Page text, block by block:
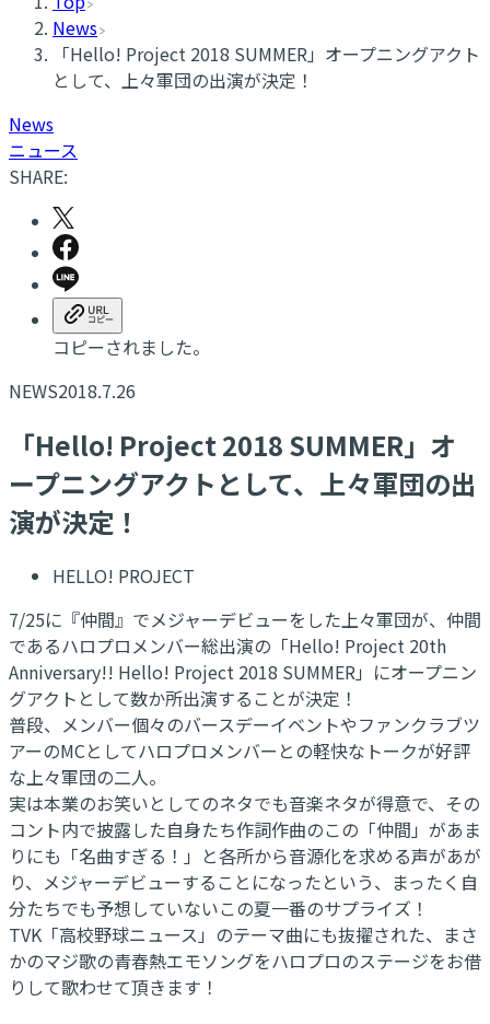
News
「Hello! Project 2018 SUMMER」オープニングアクト
として、上々軍団の出演が決定！
News
ニュース
SHARE:
コピーされました。
NEWS2018.7.26
「Hello! Project 2018 SUMMER」オ
ープニングアクトとして、上々軍団の出
演が決定！
HELLO! PROJECT
7/25に『仲間』でメジャーデビューをした上々軍団が、仲間
であるハロプロメンバー総出演の「Hello! Project 20th
Anniversary!! Hello! Project 2018 SUMMER」にオープニン
グアクトとして数か所出演することが決定！
普段、メンバー個々のバースデーイベントやファンクラブツ
アーのMCとしてハロプロメンバーとの軽快なトークが好評
な上々軍団の二人。
実は本業のお笑いとしてのネタでも音楽ネタが得意で、その
コント内で披露した自身たち作詞作曲のこの「仲間」があま
りにも「名曲すぎる！」と各所から音源化を求める声があが
り、メジャーデビューすることになったという、まったく自
分たちでも予想していないこの夏一番のサプライズ！
TVK「高校野球ニュース」のテーマ曲にも抜擢された、まさ
かのマジ歌の青春熱エモソングをハロプロのステージをお借
りして歌わせて頂きます！